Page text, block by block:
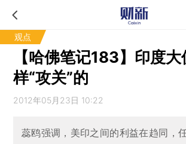
观点
【哈佛笔记183】印度
样“攻关”的
2012年05月23日 10:22
蕊鸥强调，美印之间的利益在趋同，